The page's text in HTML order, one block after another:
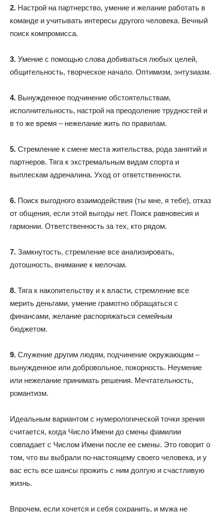
2. Настрой на партнерство, умение и желание работать в
команде и учитывать интересы другого человека. Вечный
поиск компромисса.
3. Умение с помощью слова добиваться любых целей,
общительность, творческое начало. Оптимизм, энтузиазм.
4. Вынужденное подчинение обстоятельствам,
исполнительность, настрой на преодоление трудностей и
в то же время – нежелание жить по правилам.
5. Стремление к смене места жительства, рода занятий и
партнеров. Тяга к экстремальным видам спорта и
выплескам адреналина. Уход от ответственности.
6. Поиск выгодного взаимодействия (ты мне, я тебе), отказ
от общения, если этой выгоды нет. Поиск равновесия и
гармонии. Ответственность за тех, кто рядом.
7. Замкнутость, стремление все анализировать,
дотошность, внимание к мелочам.
8. Тяга к накопительству и к власти, стремление все
мерить деньгами, умение грамотно обращаться с
финансами, желание распоряжаться семейным
бюджетом.
9. Служение другим людям, подчинение окружающим –
вынужденное или добровольное, покорность. Неумение
или нежелание принимать решения. Мечтательность,
романтизм.
Идеальным вариантом с нумерологической точки зрения
считается, когда Число Имени до смены фамилии
совпадает с Числом Имени после ее смены. Это говорит о
том, что вы выбрали по-настоящему своего человека, и у
вас есть все шансы прожить с ним долгую и счастливую
жизнь.
Впрочем, если хочется и себя сохранить, и мужа не